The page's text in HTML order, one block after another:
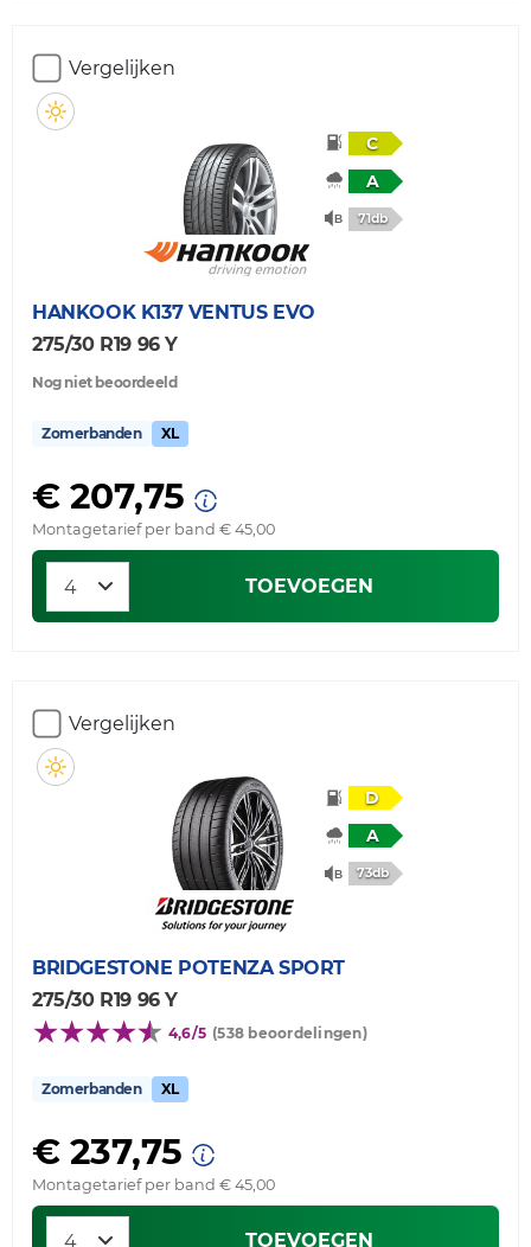
Vergelijken
C
A
71db
HANKOOK K137 VENTUS EVO
275/30 R19 96 Y
Nog niet beoordeeld
Zomerbanden XL
€ 207,75
Montagetarief per band € 45,00
TOEVOEGEN
Vergelijken
D
A
73db
BRIDGESTONE POTENZA SPORT
275/30 R19 96 Y
4,6/5 (538 beoordelingen)
Zomerbanden XL
€ 237,75
Montagetarief per band € 45,00
TOEVOEGEN